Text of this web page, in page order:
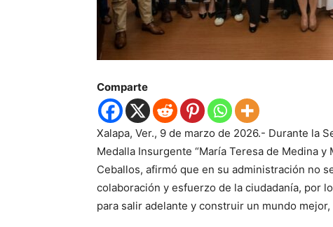
Comparte
Xalapa, Ver., 9 de marzo de 2026.- Durante la
Medalla Insurgente “María Teresa de Medina y
Ceballos, afirmó que en su administración no
colaboración y esfuerzo de la ciudadanía, por
para salir adelante y construir un mundo